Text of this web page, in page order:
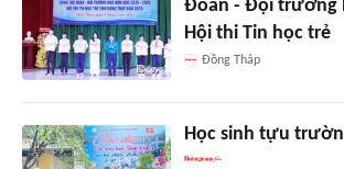
Đoàn - Đội trường
Hội thi Tin học trẻ
Đồng Tháp
Học sinh tựu